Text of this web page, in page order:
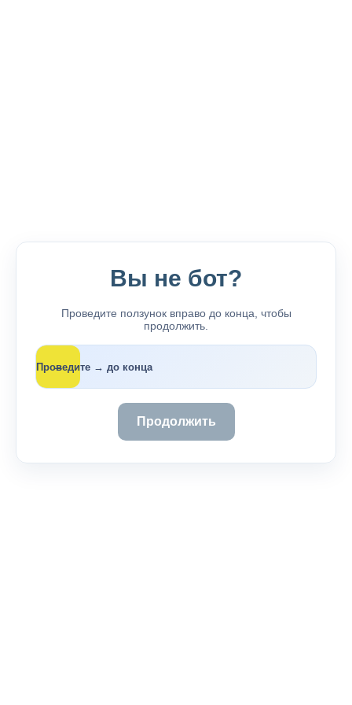
Вы не бот?
Проведите ползунок вправо до конца, чтобы
продолжить.
Проведите → до конца
→
Продолжить